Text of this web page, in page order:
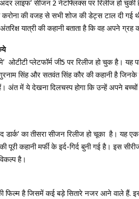
लाइफ’ सीजन 2 नेटफ्लिक्स पर रिलीज हो
करोना की वजह से सभी शोज की डेट्स टाल दी
यात्री की कहानी बताता है कि वह अपने ग्रह
ओटीटी प्लेटफॉर्म जी5 पर रिलीज हो चुक है।
सिंह और सतवंत सिंह कौर की कहानी है
अंत में ये देखना दिलचस्प होगा कि उन्हें अपने
का तीसरा सीजन रिलीज हो चूका है। यह
पूरी कहानी मर्फी के इर्द-गिर्द बुनी गई है। इस
है।
फिल्म है जिसमें कई बड़े सितारे नजर आने वाले हैं.